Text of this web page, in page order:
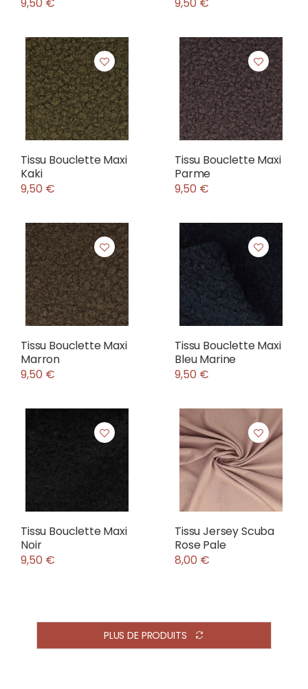
Tissu Bouclette Maxi
Kaki
9,50 €
Tissu Bouclette Maxi
Parme
9,50 €
Tissu Bouclette Maxi
Marron
9,50 €
Tissu Bouclette Maxi
Bleu Marine
9,50 €
Tissu Bouclette Maxi
Noir
9,50 €
Tissu Jersey Scuba
Rose Pale
8,00 €
PLUS DE PRODUITS